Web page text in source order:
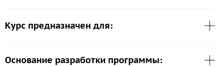
Курс предназначен для:
Основание разработки программы: